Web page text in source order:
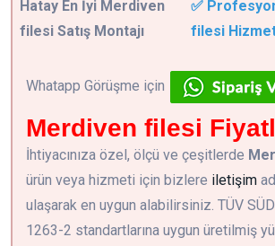
Hatay En İyi Merdiven
filesi Satış Montajı
✅
filesi
Whatapp Görüşme için
Merdiven filesi
İhtiyacınıza özel, ölçü ve çeşitlerde
ürün veya hizmeti için bizlere iletişim
ulaşarak en uygun alabilirsiniz. TÜV
1263-2 standartlarına uygun üretilmiş